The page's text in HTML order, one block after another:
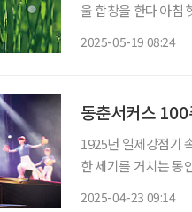
울 합창을 한다 아침 햇살 살며시 마술 부려 몽환의 세계 펼쳐놓고 풀잎 요정 물 한 모금씩 마
2025-05-19 08:24
동춘서커스
1925년 일제강점기
한 세기를 거치는 동
2025-04-23 09:14